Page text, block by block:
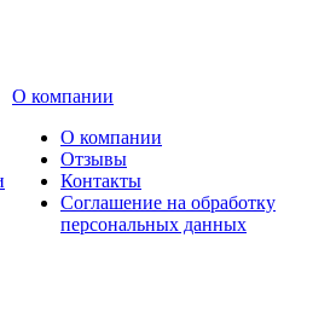
О компании
О компании
Отзывы
Контакты
Соглашение на обработку
персональных данных